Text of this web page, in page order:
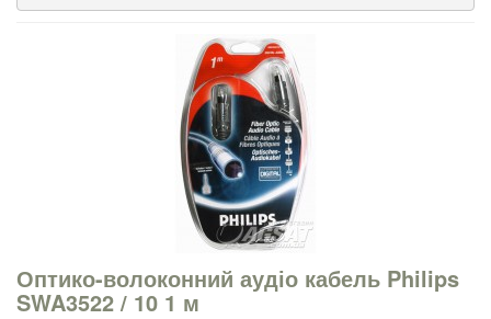
Оптико-волоконний аудіо кабель Philips
SWA3522 / 10 1 м